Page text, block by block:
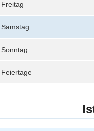
Freitag
Samstag
Sonntag
Feiertage